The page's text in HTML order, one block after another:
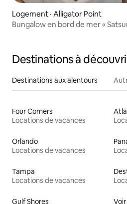
Logement · Alligator Point
Bungalow en bord de mer «
Destinations à
Destinations aux alentours
Four Corners
Locations de vacances
Orlando
Locations de vacances
Tampa
Locations de vacances
Gulf Shores